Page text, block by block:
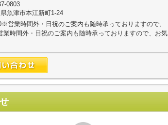
0803
魚津市本江新町1-24
業時間外・日祝のご案内も随時承っておりますので、
時間外・日祝のご案内も随時承っておりますので、お気